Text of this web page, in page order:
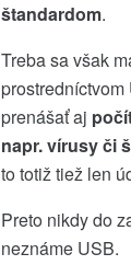
štandardom.
Treba sa však
prenášať aj
napr. vírusy či
to totiž tiež len
Preto nikdy do
neznáme USB.